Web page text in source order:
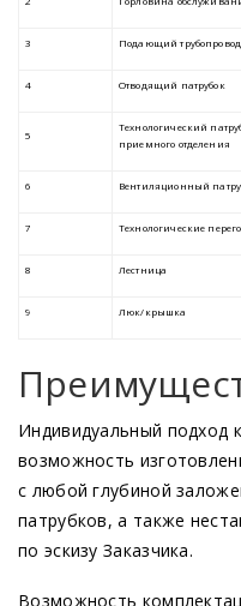
Индивидуальный подход
возможность
с любой глубиной
патрубков, а также
по эскизу Заказчика.
Возможность